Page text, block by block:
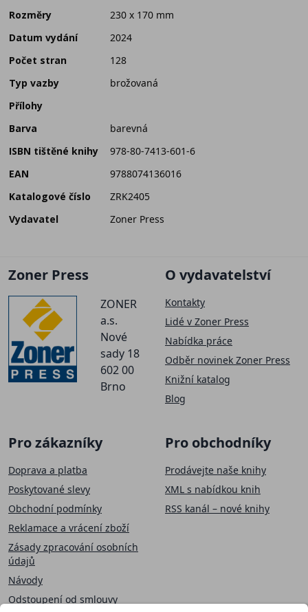
Rozměry
230 x 170 mm
Datum vydání
2024
Počet stran
128
Typ vazby
brožovaná
Přílohy
Barva
barevná
ISBN tištěné knihy
978-80-7413-601-6
EAN
9788074136016
Katalogové číslo
ZRK2405
Vydavatel
Zoner Press
Zoner Press
ZONER
a.s.
Nové
sady 18
602 00
Brno
O vydavatelství
Kontakty
Lidé v Zoner Press
Nabídka práce
Odběr novinek Zoner Press
Knižní katalog
Blog
Pro zákazníky
Doprava a platba
Poskytované slevy
Obchodní podmínky
Reklamace a vrácení zboží
Zásady zpracování osobních
údajů
Návody
Odstoupení od smlouvy
Pro obchodníky
Prodávejte naše knihy
XML s nabídkou knih
RSS kanál – nové knihy